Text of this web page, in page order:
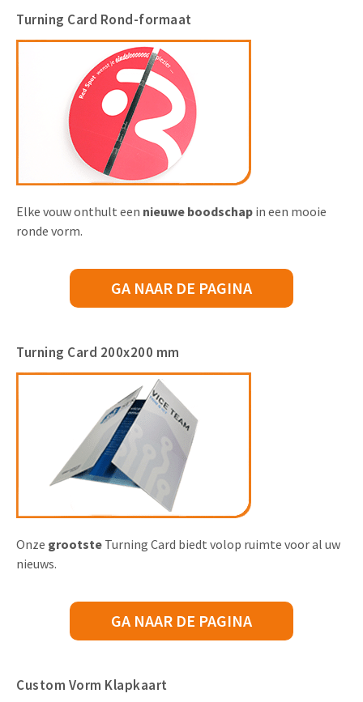
Turning Card Rond-formaat
Elke vouw onthult een nieuwe boodschap in een mooie
ronde vorm.
GA NAAR DE PAGINA
Turning Card 200x200 mm
Onze grootste Turning Card biedt volop ruimte voor al uw
nieuws.
GA NAAR DE PAGINA
Custom Vorm Klapkaart